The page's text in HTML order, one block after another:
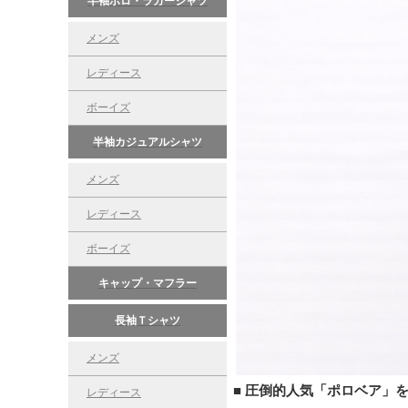
メンズ
レディース
ボーイズ
半袖カジュアルシャツ
メンズ
レディース
ボーイズ
キャップ・マフラー
長袖Ｔシャツ
メンズ
レディース ■ 圧倒的人気「ポロベア」